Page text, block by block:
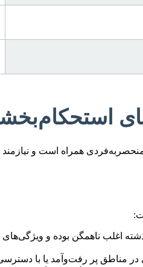
همراه است و
اغلب ناهمگن بوده و
در مناطق پر رفت‌وآمد یا با